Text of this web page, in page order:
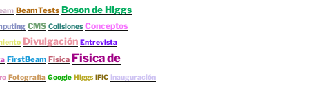
BeamTests Boson de Higgs
CMS Colisiones Conceptos
Divulgación Entrevista
FirstBeam Fisica Fisica de
Fotografía Google Higgs IFIC Inauguración